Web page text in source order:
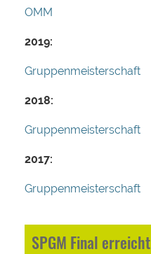
OMM
2019:
Gruppenmeisterschaft
2018:
Gruppenmeisterschaft
2017:
Gruppenmeisterschaft
SPGM Final erreicht